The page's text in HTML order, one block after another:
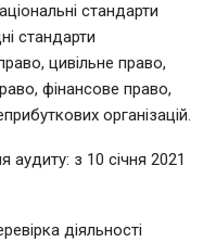
стандарти
стандарти
цивільне право,
фінансове право,
організацій.
аудиту: з 10 січня 2021
діяльності